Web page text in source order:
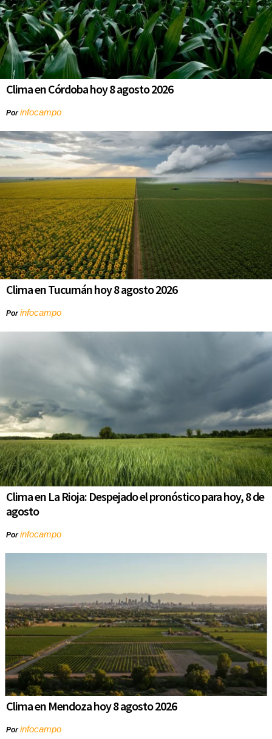
Clima en Córdoba hoy 8 agosto 2026
Porinfocampo
Clima en Tucumán hoy 8 agosto 2026
Porinfocampo
Clima en La Rioja: Despejado el pronóstico para hoy, 8 de
agosto
Porinfocampo
Clima en Mendoza hoy 8 agosto 2026
Porinfocampo